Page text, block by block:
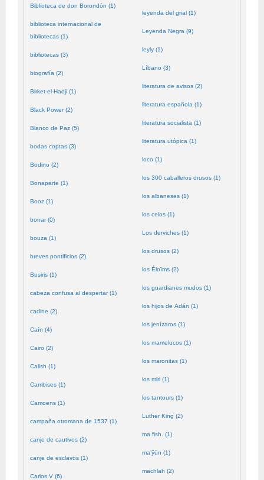
Biblioteca de don Borondón (1)
biblioteca internacional de
bibliotecas (1)
bibliotecas (3)
biografía (2)
Birket-el-Hadji (1)
Black Power (2)
Blanco de Paz (5)
bodas coptas (3)
Bodino (2)
Bonaparte (1)
Booz (1)
borrar (0)
bouza (1)
breves pontificios (2)
Busiris (1)
cabeza confusa al despertar (1)
cadine (2)
Caín (4)
Cairo (2)
Calish (1)
Cambises (1)
Camoens (1)
campaña otromana de 1537 (1)
canje de cautivos (2)
canje de esclavos (1)
Carlos V (6)
leyenda del grial (1)
Leyenda Negra (9)
leyly (1)
Líbano (3)
literatura de avisos (2)
literatura española (1)
literatura socialista (1)
literatura utópica (1)
loco (1)
los 300 caballeros drusos (1)
los albaneses (1)
los celos (1)
Los derviches (1)
los drusos (2)
los Éloïms (2)
los guardianes mudos (1)
los hijos de Adán (1)
los jenízaros (1)
los mamelucos (1)
los maronitas (1)
los miri (1)
los tantours (1)
Luther King (2)
ma fish. (1)
ma’ŷūn (1)
machlah (2)